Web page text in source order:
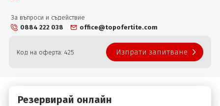
За въпроси и съдействие
0884 222 038
office@topofertite.com
Код на оферта: 425 Изпрати запитване
Резервирай онлайн